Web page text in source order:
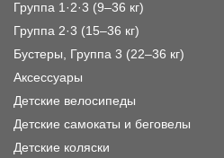
Группа 1·2·3 (9–36 кг)
Группа 2·3 (15–36 кг)
Бустеры, Группа 3 (22–36 кг)
Аксессуары
Детские велосипеды
Детские самокаты и беговелы
Детские коляски